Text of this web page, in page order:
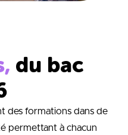
du bac
des formations dans de
permettant à chacun